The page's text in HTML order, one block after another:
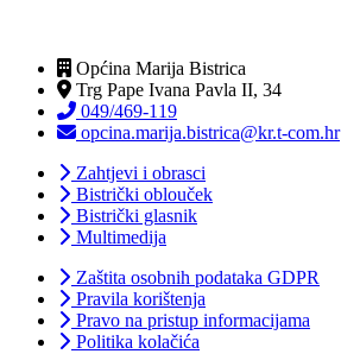
Općina Marija Bistrica
Trg Pape Ivana Pavla II, 34
049/469-119
opcina.marija.bistrica@kr.t-com.hr
Zahtjevi i obrasci
Bistrički oblouček
Bistrički glasnik
Multimedija
Zaštita osobnih podataka GDPR
Pravila korištenja
Pravo na pristup informacijama
Politika kolačića